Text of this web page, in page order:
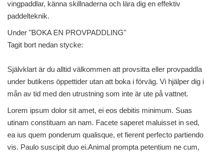
vingpaddlar, känna skillnaderna och lära dig en effektiv
paddelteknik.
Under "BOKA EN PROVPADDLING"
Tagit bort nedan stycke:
Självklart är du alltid välkommen att provsitta eller provpaddla
under butikens öppettider utan att boka i förväg. Vi hjälper dig i
mån av tid med den utrustning som inte är ute på vattnet.
Lorem ipsum dolor sit amet, ei eos debitis minimum. Suas
utinam constituam an nam. Facete saperet maluisset in sed,
ea ius quem ponderum qualisque, et fierent perfecto partiendo
vis. Paulo suscipit duo ei.Animal prompta petentium ne cum,